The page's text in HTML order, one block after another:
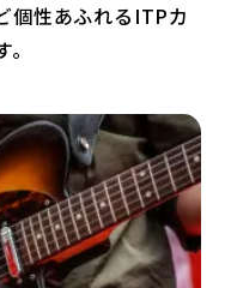
の方へ
社
個性あふれるITPカ